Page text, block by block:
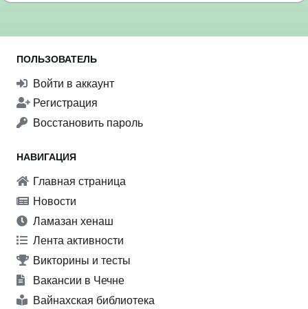
ПОЛЬЗОВАТЕЛЬ
Войти в аккаунт
Регистрация
Восстановить пароль
НАВИГАЦИЯ
Главная страница
Новости
Ламазан хенаш
Лента активности
Викторины и тесты
Вакансии в Чечне
Вайнахская библиотека